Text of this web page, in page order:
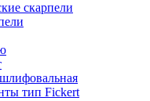
скарпели
тип Fickert